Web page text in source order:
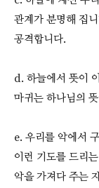
관계가 분명해 집
공격합니다.
d. 하늘에서 뜻이
마귀는 하나님의
e. 우리를 악에서
이런 기도를 드리
악을 가져다 주는